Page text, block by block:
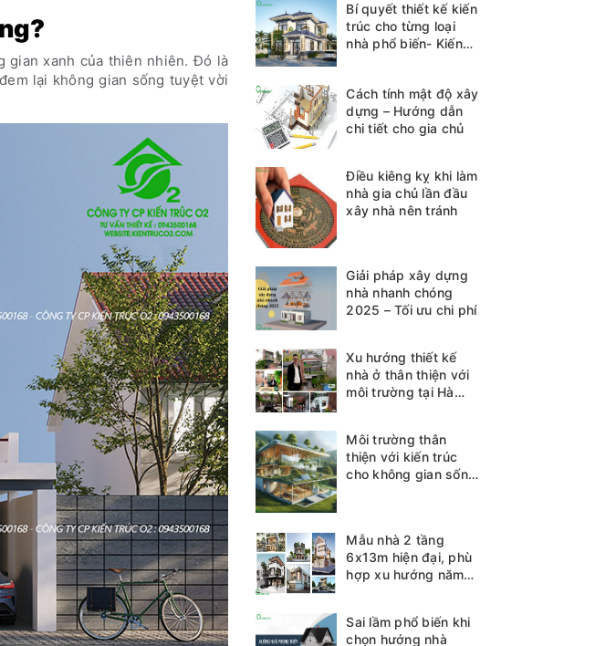
gian xanh của thiên nhiên. Đó là
lại không gian sống tuyệt vời
Bí quyết thiết kế kiến
trúc cho từng loại
nhà phổ biến- Kiến
Cách tính mật độ xây
dựng – Hướng dẫn
chi tiết cho gia chủ
Điều kiêng kỵ khi làm
nhà gia chủ lần đầu
xây nhà nên tránh
Giải pháp xây dựng
nhà nhanh chóng
2025 – Tối ưu chi phí
Xu hướng thiết kế
nhà ở thân thiện với
môi trường tại Hà
Môi trường thân
thiện với kiến trúc
cho không gian sống
Mẫu nhà 2 tầng
6x13m hiện đại, phù
hợp xu hướng năm
Sai lầm phổ biến khi
chọn hướng nhà